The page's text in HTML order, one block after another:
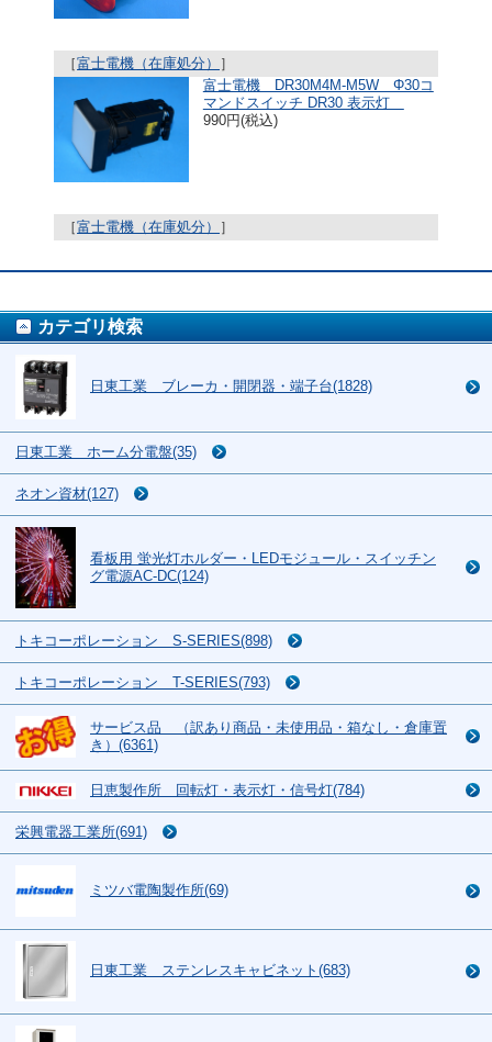
［富士電機（在庫処分）
］
富士電機 DR30M4M-M5W Φ30コ
マンドスイッチ DR30 表示灯
990円(税込)
［富士電機（在庫処分） ］
カテゴリ検索
日東工業 ブレーカ・開閉器・端子台(1828)
日東工業 ホーム分電盤(35)
ネオン資材(127)
看板用 蛍光灯ホルダー・LEDモジュール・スイッチン
グ電源AC-DC(124)
トキコーポレーション S-SERIES(898)
トキコーポレーション T-SERIES(793)
サービス品 （訳あり商品・未使用品・箱なし・倉庫置
き）(6361)
日恵製作所 回転灯・表示灯・信号灯(784)
栄興電器工業所(691)
ミツバ電陶製作所(69)
日東工業 ステンレスキャビネット(683)